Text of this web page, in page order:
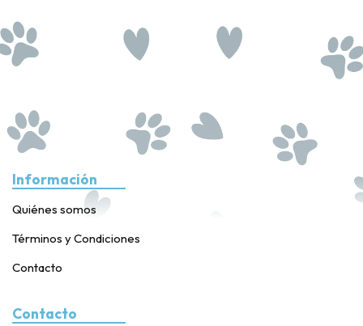
Información
Quiénes somos
Términos y Condiciones
Contacto
Contacto